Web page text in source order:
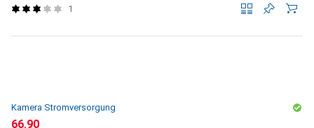
1
Kamera Stromversorgung
CHF
66.90